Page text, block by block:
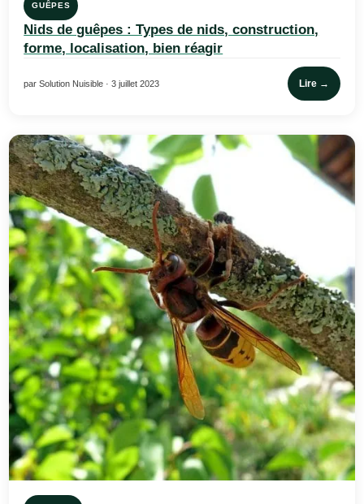
GUÊPES
Nids de guêpes : Types de nids, construction,
forme, localisation, bien réagir
par Solution Nuisible · 3 juillet 2023 Lire →